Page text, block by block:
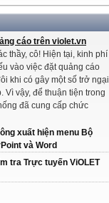
cáo trên violet.vn
thầy, cô! Hiện tại, kinh phí
vào việc đặt quảng cáo
khi có gây một số trở ngại
Vì vậy, để thuận tiện trong
đã cung cấp chức
xuất hiện menu Bộ
và Word
tra Trực tuyến ViOLET